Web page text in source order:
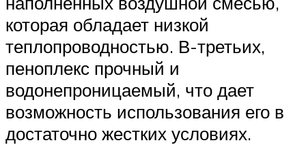
которая обладает низкой
теплопроводностью. В-третьих,
пеноплекс прочный и
водонепроницаемый, что дает
возможность использования его в
достаточно жестких условиях.